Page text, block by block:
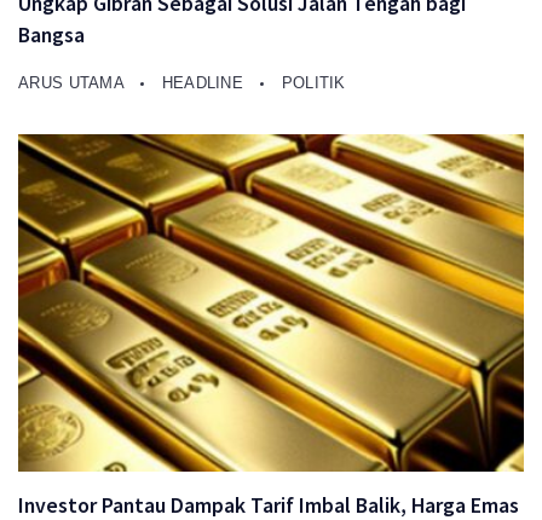
Bangsa
ARUS UTAMA HEADLINE POLITIK
Investor Pantau Dampak Tarif Imbal Balik, Harga Emas